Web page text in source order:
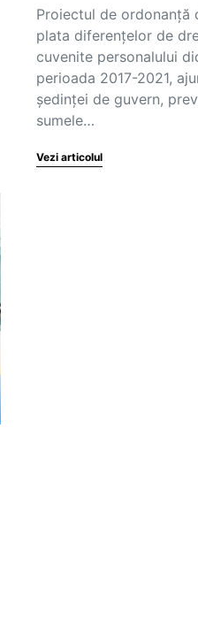
Proiectul de ordonanță
plata diferențelor de
cuvenite personalului
perioada 2017-2021,
ședinței de guvern,
sumele…
Vezi articolul